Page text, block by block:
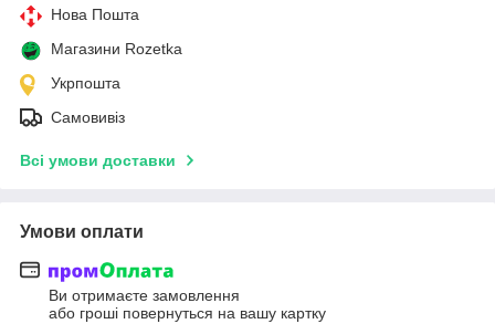
Нова Пошта
Магазини Rozetka
Укрпошта
Самовивіз
Всі умови доставки
Умови оплати
Ви отримаєте замовлення
або гроші повернуться на вашу картку